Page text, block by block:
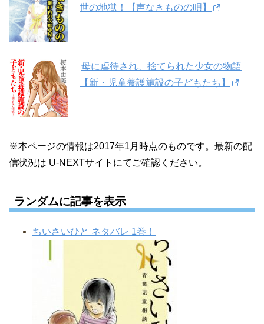
世の地獄！【声なきものの唄】
母に虐待され、捨てられた少女の物語
【新・児童養護施設の子どもたち】
※本ページの情報は2017年1月時点のものです。最新の配
信状況は U-NEXTサイトにてご確認ください。
ランダムに記事を表示
ちいさいひと ネタバレ 1巻！